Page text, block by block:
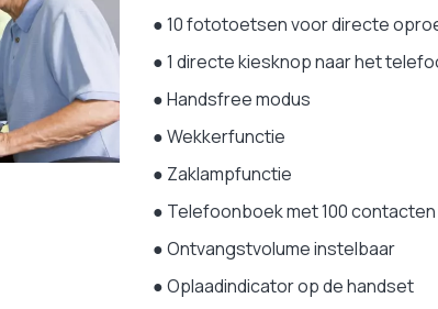
●10 fototoetsen voor directe
●1 directe kiesknop naar het
●Handsfree modus
●Wekkerfunctie
● Zaklampfunctie
● Telefoonboek met 100 contacten
●Ontvangstvolume instelbaar
●Oplaadindicator op de handset